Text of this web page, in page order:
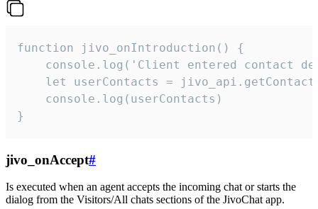
function jivo_onIntroduction() {
console.log('Client entered contact
let userContacts =
    console.log(userContacts)
}
jivo_onAccept#
Is executed when an agent accepts the incoming chat or starts the
dialog from the Visitors/All chats sections of the JivoChat app.